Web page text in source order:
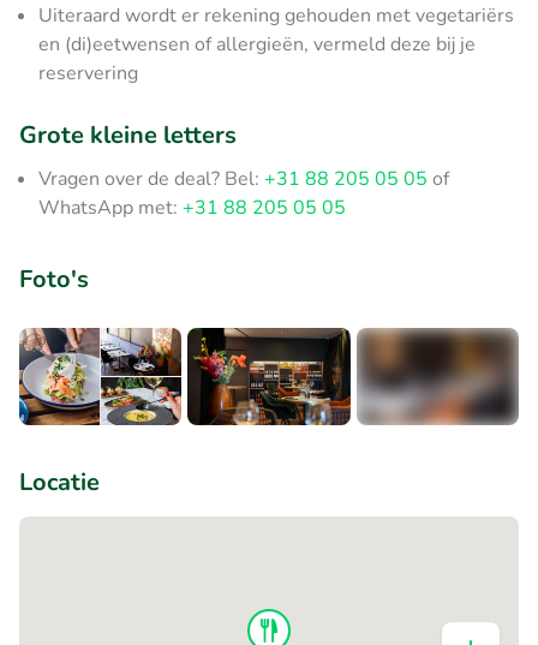
Uiteraard wordt er rekening gehouden met vegetariërs
en (di)eetwensen of allergieën, vermeld deze bij je
reservering
Grote kleine letters
Vragen over de deal? Bel: +31 88 205 05 05 of
WhatsApp met: +31 88 205 05 05
Foto's
Locatie